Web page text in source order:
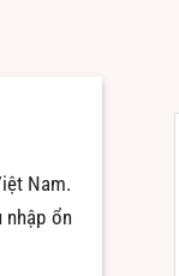
Nam.
nhập ổn